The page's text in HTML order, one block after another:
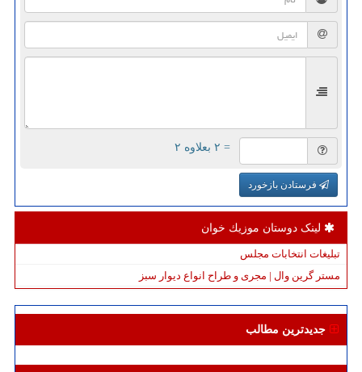
= ۲ بعلاوه ۲
فرستادن بازخورد
لینک دوستان موزیك خوان
تبلیغات انتخابات مجلس
مستر گرین وال | مجری و طراح انواع دیوار سبز
جدیدترین مطالب